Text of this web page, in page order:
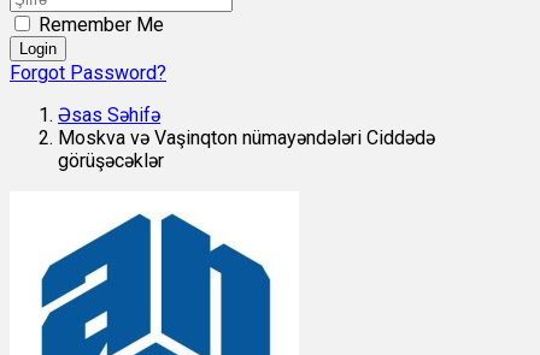
Remember Me
Login
Forgot Password?
Əsas Səhifə
Moskva və Vaşinqton nümayəndələri Ciddədə
görüşəcəklər